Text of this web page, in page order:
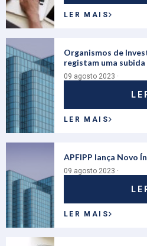
LER MAIS
Organismos de
registam uma subida
09 agosto 2023 ·
LER MAIS
APFIPP lança Novo
09 agosto 2023 ·
LER MAIS